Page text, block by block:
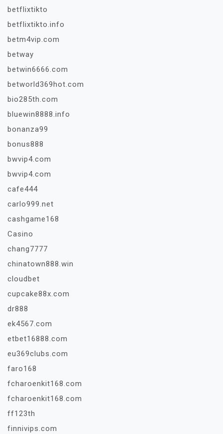
betflixtikto
betflixtikto.info
betm4vip.com
betway
betwin6666.com
betworld369hot.com
bio285th.com
bluewin8888.info
bonanza99
bonus888
bwvip4.com
bwvip4.com
cafe444
carlo999.net
cashgame168
Casino
chang7777
chinatown888.win
cloudbet
cupcake88x.com
dr888
ek4567.com
etbet16888.com
eu369clubs.com
faro168
fcharoenkit168.com
fcharoenkit168.com
ff123th
finnivips.com